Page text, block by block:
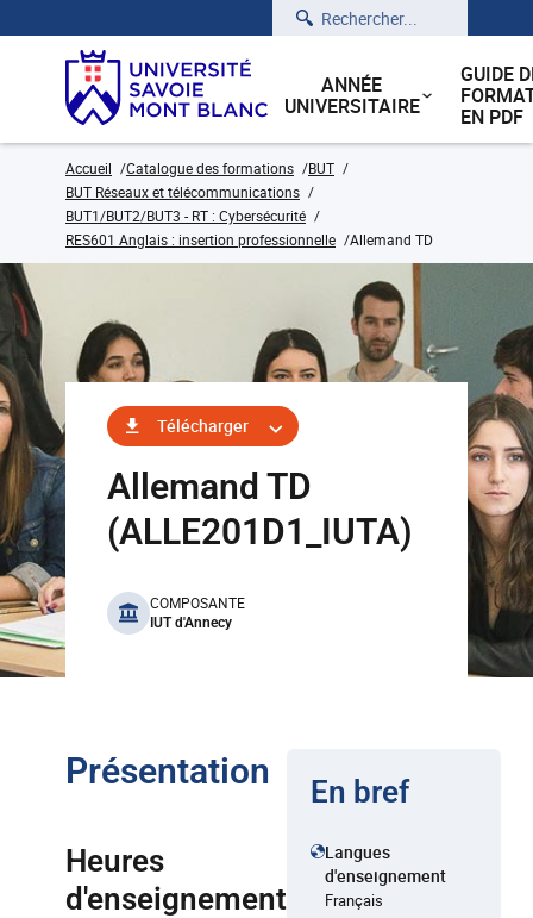
Rechercher
ANNÉE
UNIVERSITAIRE
GUIDE
EN PDF
Accueil Catalogue des formations
BUT
BUT Réseaux et télécommunications
BUT1/BUT2/BUT3 - RT : Cybersécurité
RES601 Anglais : insertion professionnelle
Allemand TD
Télécharger
Allemand TD
(ALLE201D1_IUTA)
benefits
COMPOSANTE
IUT d'Annecy
Présentation
Heures
d'enseignement
En bref
Langues
d'enseignement
Français